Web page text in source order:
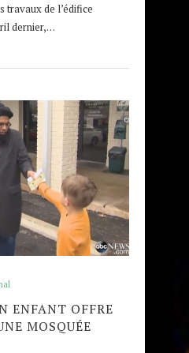
travaux de l’édifice
dernier,…
ENFANT OFFRE
MOSQUÉE